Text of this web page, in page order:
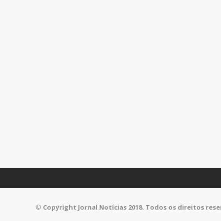
© Copyright Jornal Notícias 2018. Todos os direitos